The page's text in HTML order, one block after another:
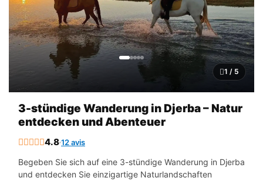
1 / 5
3-stündige Wanderung in Djerba – Natur
entdecken und Abenteuer
4.812 avis
Begeben Sie sich auf eine 3-stündige Wanderung in Djerba
und entdecken Sie einzigartige Naturlandschaften